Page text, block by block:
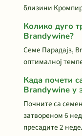
близини
Колико дуго
Brandywine?
Семе Парадајз,
оптималној
Када почети
Brandywine у
Почните са
затвореном 6
пресадите 2